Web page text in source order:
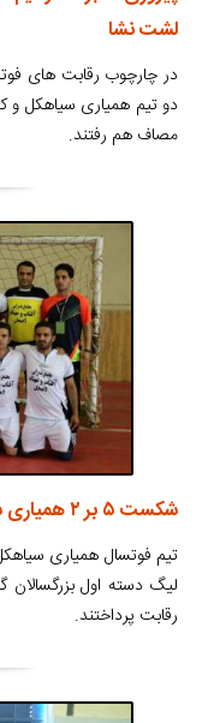
لشت نشا
در چارچوب رقابت های
دو تیم همیاری سیاهکل
مصاف هم رفتند.
شکست ۵ بر ۲ همیاری سیاهکل از شاهد اسالم
تیم فوتسال همیاری
لیگ دسته اول
رقابت پرداختند.